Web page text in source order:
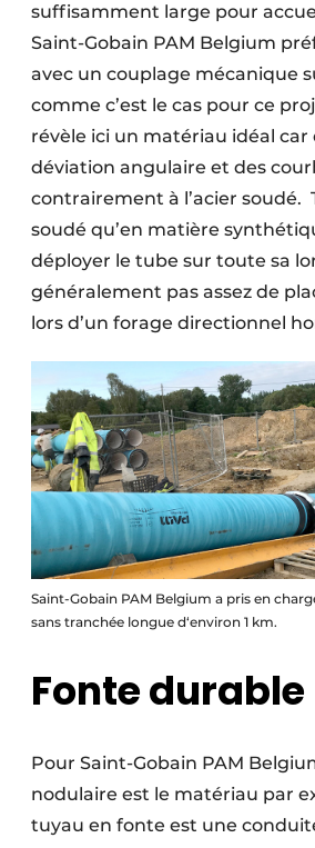
suffisamment large pour
Saint-Gobain PAM Belgium
avec un couplage mécanique
comme c’est le cas pour ce
révèle ici un matériau idéal car
déviation angulaire et des
contrairement à l’acier soudé.
soudé qu’en matière
déployer le tube sur toute sa
généralement pas assez de
lors d’un forage directionnel
Saint-Gobain PAM Belgium a pris en
sans tranchée longue d‘environ 1 km.
Fonte durable
Pour Saint-Gobain PAM
nodulaire est le matériau par
tuyau en fonte est une